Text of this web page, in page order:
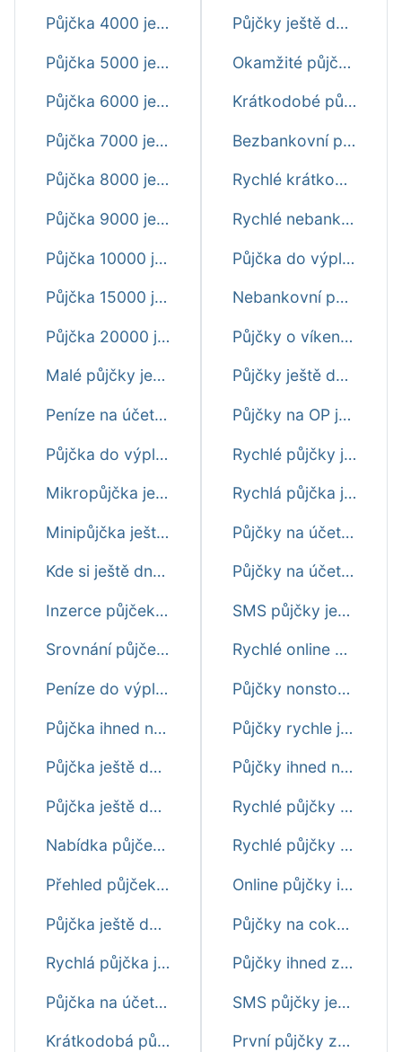
Půjčka 4000 ještě dnes
Půjčka 5000 ještě dnes
Půjčka 6000 ještě dnes
Půjčka 7000 ještě dnes
Půjčka 8000 ještě dnes
Půjčka 9000 ještě dnes
Půjčka 10000 ještě dnes
Půjčka 15000 ještě dnes
Půjčka 20000 ještě dnes
Malé půjčky ještě dnes
Peníze na účet ještě dnes
Půjčka do výplaty ještě dnes
Mikropůjčka ještě dnes
Minipůjčka ještě dnes
Kde si ještě dnes půjčit peníze
Inzerce půjček ještě dnes
Srovnání půjček ještě dnes
Peníze do výplaty ještě dnes
Půjčka ihned na účet ještě dnes
Půjčka ještě dnes na 30 dní
Půjčka ještě dnes do 24 hodin
Nabídka půjček ještě dnes
Přehled půjček ještě dnes
Půjčka ještě dnes i o víkendu
Rychlá půjčka ještě dnes
Půjčka na účet ještě dnes
Krátkodobá půjčka ještě dnes
Půjčky ještě dnes
Okamžité půjčky ještě dnes
Krátkodobé půjčky ihned ještě dnes
Bezbankovní půjčky ještě dnes
Rychlé krátkodobé půjčky před výplatou ještě dnes
Rychlé nebankovní půjčky ještě dnes
Půjčka do výplaty ještě dnes první zdarma
Nebankovní půjčky ihned na účet ještě dnes
Půjčky o víkendu ještě dnes ihned na účet
Půjčky ještě dnes online ihned na účet
Půjčky na OP ještě dnes
Rychlé půjčky ještě dnes na splátky
Rychlá půjčka ještě dnes na splátky
Půjčky na účet ihned ještě dnes
Půjčky na účet do výplaty ještě dnes
SMS půjčky ještě dnes ihned
Rychlé online půjčky ještě dnes
Půjčky nonstop ještě dnes
Půjčky rychle ještě dnes
Půjčky ihned na bankovní účet ještě dne
Rychlé půjčky do výplaty ještě dnes
Rychlé půjčky před výplatou ještě dnes
Online půjčky ihned na účet ještě dnes
Půjčky na cokoliv ještě dnes
Půjčky ihned zdarma ještě dnes
SMS půjčky ještě dnes
První půjčky zdarma ještě dnes